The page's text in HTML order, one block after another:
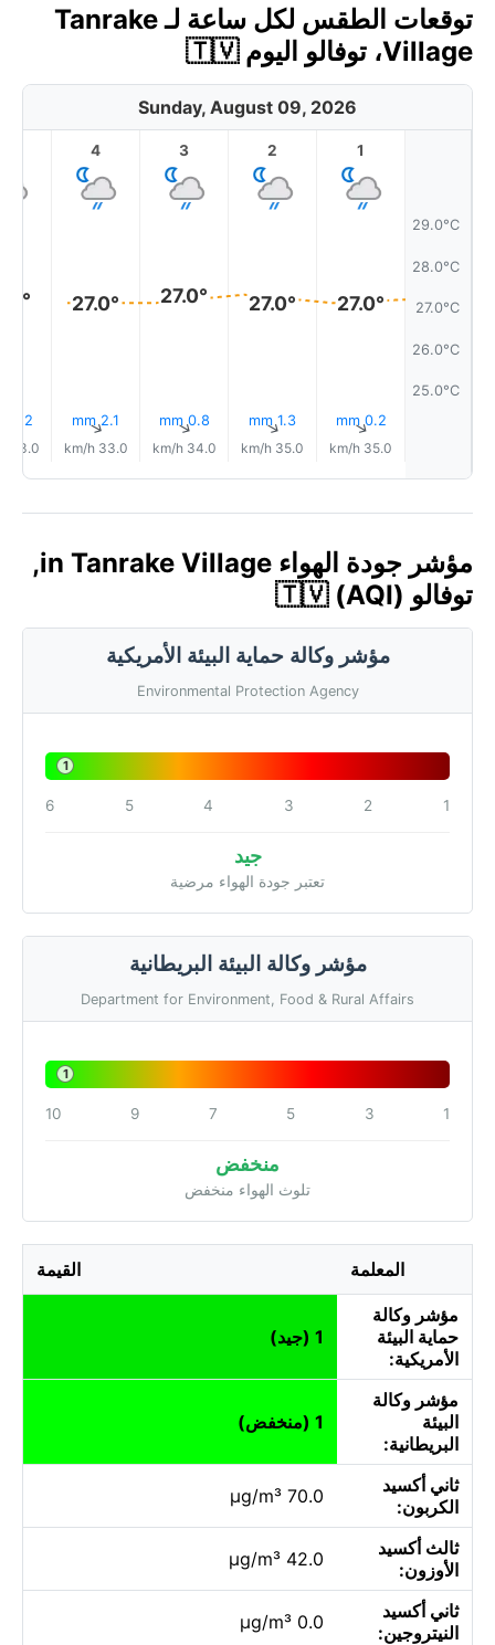
توقعات الطقس لكل ساعة لـ Tanrake
Village، توفالو اليوم 🇹🇻
Sunday, August 09, 2026
29.0°C
28.0°C
27.0°C
26.0°C
25.0°C
1
27.0°
0.2 mm
↑
35.0 km/h
2
27.0°
1.3 mm
↑
35.0 km/h
3
27.0°
0.8 mm
↑
34.0 km/h
4
27.0°
2.1 mm
↑
33.0 km/h
2.2 mm
33.0 km/h
مؤشر جودة الهواء in Tanrake Village,
توفالو 🇹🇻 (AQI)
مؤشر وكالة حماية البيئة الأمريكية
Environmental Protection Agency
1
1
2
3
4
5
6
جيد
تعتبر جودة الهواء مرضية
مؤشر وكالة البيئة البريطانية
Department for Environment, Food & Rural Affairs
1
1
3
5
7
9
10
منخفض
تلوث الهواء منخفض
المعلمة القيمة
مؤشر وكالة
حماية البيئة
الأمريكية:
1 (جيد)
مؤشر وكالة
البيئة
البريطانية:
1 (منخفض)
ثاني أكسيد
الكربون:
70.0 µg/m³
ثالث أكسيد
الأوزون:
42.0 µg/m³
ثاني أكسيد
النيتروجين:
0.0 µg/m³